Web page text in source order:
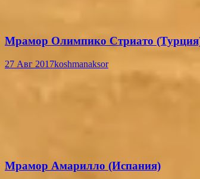
Мрамор Олимпико Стриато
27 Авг 2017koshmanaksor
Мрамор Амарилло (Испания)